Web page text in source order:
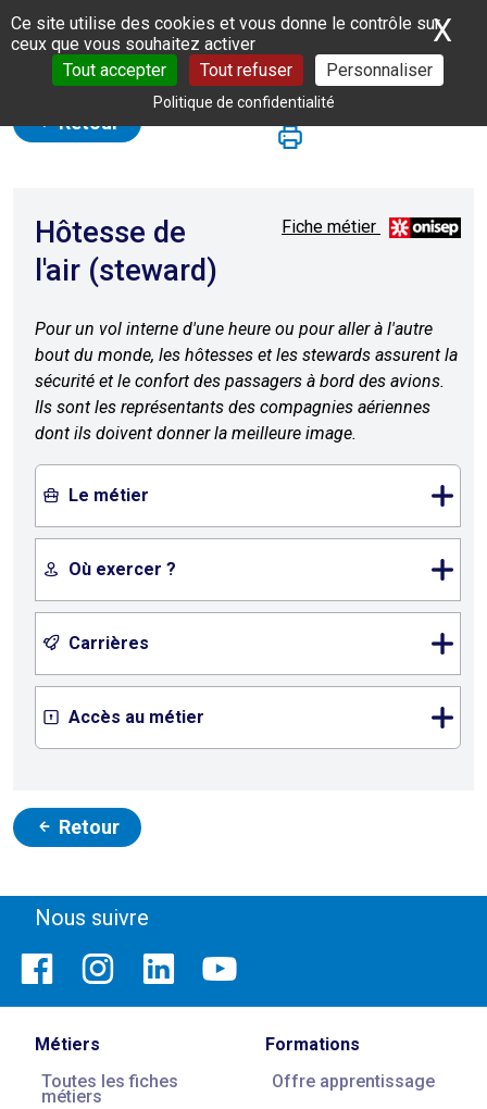
Panneau de gestion des cookies
Ce site utilise des cookies et vous donne le contrôle sur
ceux que vous souhaitez activer
Tout accepter
Tout refuser Personnaliser
Politique de confidentialité
X
Retour
Hôtesse de
l'air (steward)
Fiche métier
Pour un vol interne d'une heure ou pour aller à l'autre
bout du monde, les hôtesses et les stewards assurent la
sécurité et le confort des passagers à bord des avions.
Ils sont les représentants des compagnies aériennes
dont ils doivent donner la meilleure image.
Le métier
Où exercer ?
Carrières
Accès au métier
Retour
Nous suivre
Métiers
Toutes les fiches
métiers
Formations
Offre apprentissage